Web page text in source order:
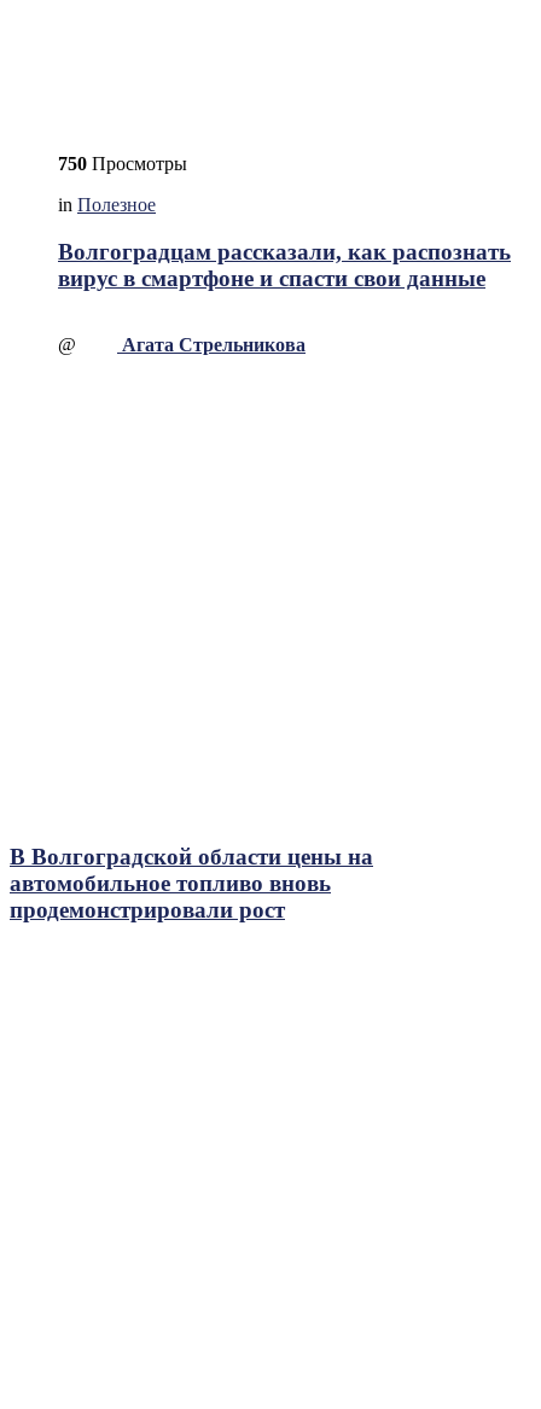
750 Просмотры
in Полезное
Волгоградцам рассказали, как распознать
вирус в смартфоне и спасти свои данные
@ Агата Стрельникова
В Волгоградской области цены на
автомобильное топливо вновь
продемонстрировали рост